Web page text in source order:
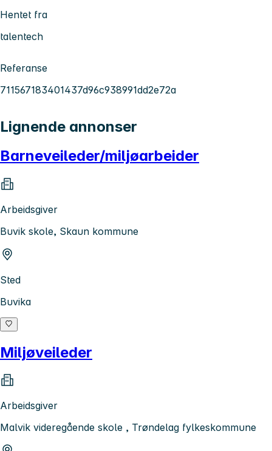
Hentet fra
talentech
Referanse
711567183401437d96c938991dd2e72a
Lignende annonser
Barneveileder/miljøarbeider
Arbeidsgiver
Buvik skole, Skaun kommune
Sted
Buvika
Miljøveileder
Arbeidsgiver
Malvik videregående skole , Trøndelag fylkeskommune